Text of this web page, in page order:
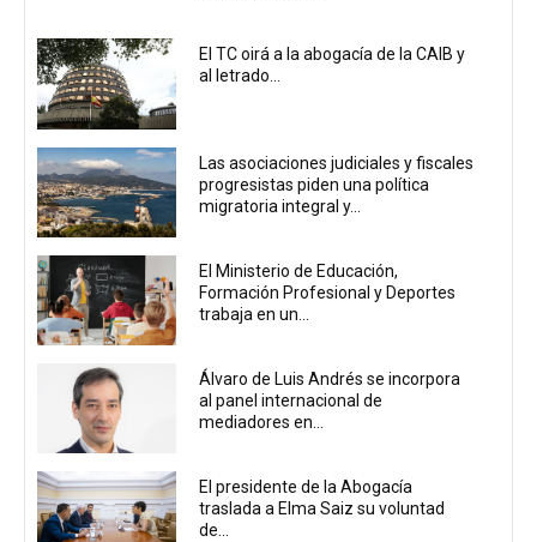
El TC oirá a la abogacía de la CAIB y
al letrado...
Las asociaciones judiciales y fiscales
progresistas piden una política
migratoria integral y...
El Ministerio de Educación,
Formación Profesional y Deportes
trabaja en un...
Álvaro de Luis Andrés se incorpora
al panel internacional de
mediadores en...
El presidente de la Abogacía
traslada a Elma Saiz su voluntad
de...